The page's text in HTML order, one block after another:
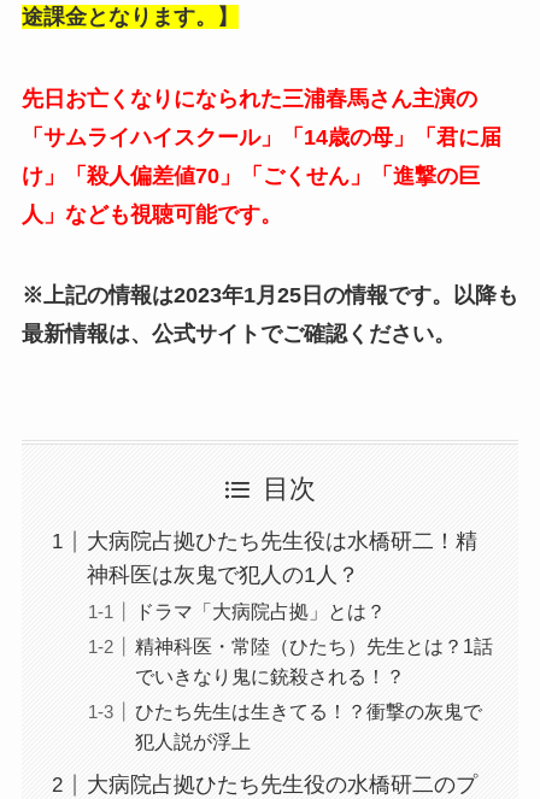
途課金となります。】
先日お亡くなりになられた三浦春馬さん主演の
「サムライハイスクール」「14歳の母」「君に届
け」「殺人偏差値70」「ごくせん」「進撃の巨
人」なども視聴可能です。
※上記の情報は2023年1月25日の情報です。以降も
最新情報は、公式サイトでご確認ください。
目次
大病院占拠ひたち先生役は水橋研二！精
神科医は灰鬼で犯人の1人？
ドラマ「大病院占拠」とは？
精神科医・常陸（ひたち）先生とは？1話
でいきなり鬼に銃殺される！？
ひたち先生は生きてる！？衝撃の灰鬼で
犯人説が浮上
大病院占拠ひたち先生役の水橋研二のプ